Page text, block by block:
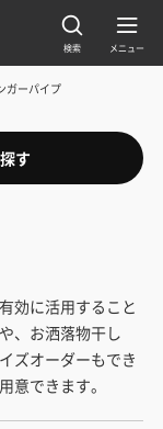
ガーパイプ
す
効に活用すること
、お洒落物干し
ズオーダーもでき
意できます。